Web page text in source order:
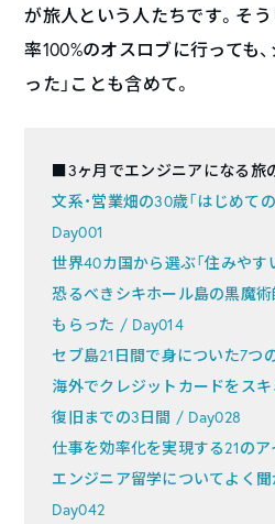
が旅人という人たちです。そ
率100%のオスロブに行っても
った」ことも含めて。
■3ヶ月でエンジニアになる旅
文系・営業畑の30歳「はじめて
Day001
世界40カ国から選ぶ「住みや
恐るべきシキホール島の黒魔術
もらった / Day014
セブ島21日間で身についた7つ
海外でクレジットカードをスキ
復旧までの3日間 / Day028
仕事を効率化を実現する21の
エンジニア留学についてよく
Day042